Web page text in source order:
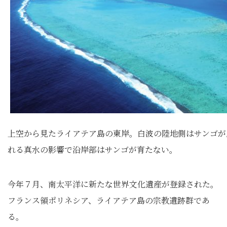
上空から見たライアテア島の東岸。白波の陸地側はサンゴ
れる真水の影響で沿岸部はサンゴが育たない。
今年７月、南太平洋に新たな世界文化遺産が登録された。
フランス領ポリネシア、ライアテア島の宗教遺跡群であ
る。